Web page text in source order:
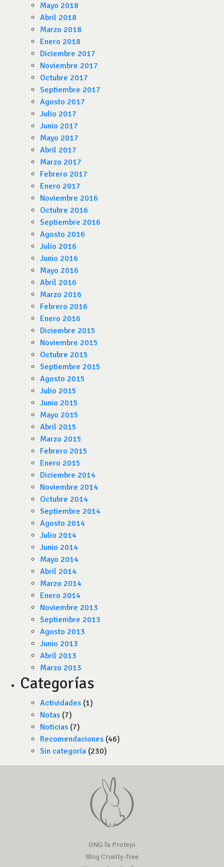
Mayo 2018
Abril 2018
Marzo 2018
Enero 2018
Diciembre 2017
Noviembre 2017
Octubre 2017
Septiembre 2017
Agosto 2017
Julio 2017
Junio 2017
Mayo 2017
Abril 2017
Marzo 2017
Febrero 2017
Enero 2017
Noviembre 2016
Octubre 2016
Septiembre 2016
Agosto 2016
Julio 2016
Junio 2016
Mayo 2016
Abril 2016
Marzo 2016
Febrero 2016
Enero 2016
Diciembre 2015
Noviembre 2015
Octubre 2015
Septiembre 2015
Agosto 2015
Julio 2015
Junio 2015
Mayo 2015
Abril 2015
Marzo 2015
Febrero 2015
Enero 2015
Diciembre 2014
Noviembre 2014
Octubre 2014
Septiembre 2014
Agosto 2014
Julio 2014
Junio 2014
Mayo 2014
Abril 2014
Marzo 2014
Enero 2014
Noviembre 2013
Septiembre 2013
Agosto 2013
Junio 2013
Abril 2013
Marzo 2013
Categorías
Actividades (1)
Notas (7)
Noticias (7)
Recomendaciones (46)
Sin categoría (230)
ONG Te Protejo
Blog Cruelty-free